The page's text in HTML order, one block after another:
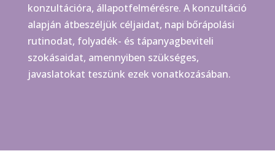
konzultációra, állapotfelmérésre. A konzultáció
alapján átbeszéljük céljaidat, napi bőrápolási
rutinodat, folyadék- és tápanyagbeviteli
szokásaidat, amennyiben szükséges,
javaslatokat teszünk ezek vonatkozásában.